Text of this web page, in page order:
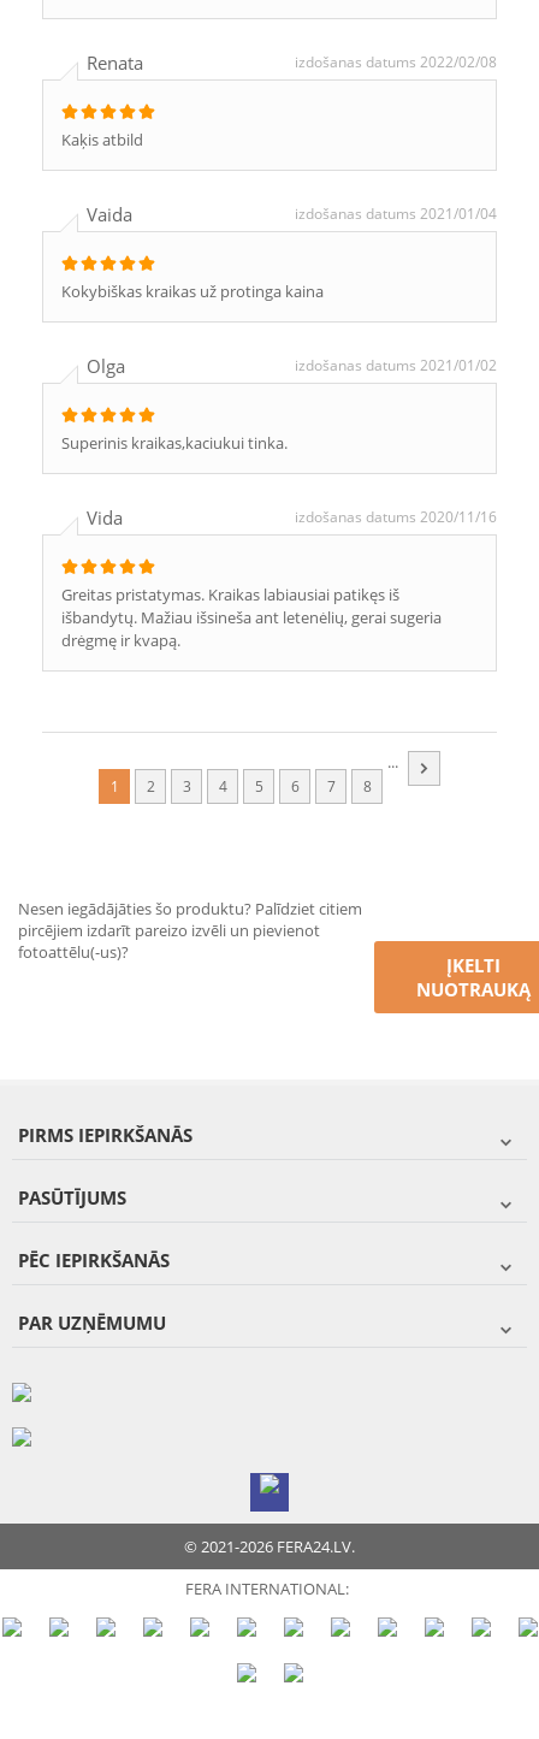
Renata izdošanas datums 2022/02/08
Kaķis atbild
Vaida izdošanas datums 2021/01/04
Kokybiškas kraikas už protinga kaina
Olga izdošanas datums 2021/01/02
Superinis kraikas,kaciukui tinka.
Vida izdošanas datums 2020/11/16
Greitas pristatymas. Kraikas labiausiai patikęs iš
išbandytų. Mažiau išsineša ant letenėlių, gerai sugeria
drėgmę ir kvapą.
1 2 3 4 5 6 7 8
...
Nesen iegādājāties šo produktu? Palīdziet citiem
pircējiem izdarīt pareizo izvēli un pievienot
fotoattēlu(-us)?
ĮKELTI
NUOTRAUKĄ
PIRMS IEPIRKŠANĀS
PASŪTĪJUMS
PĒC IEPIRKŠANĀS
PAR UZŅĒMUMU
© 2021-2026 FERA24.LV.
FERA INTERNATIONAL: